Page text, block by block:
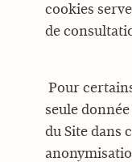
cookies
de
Pour
seule
du Site dans